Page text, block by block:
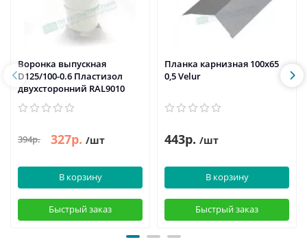
Воронка выпускная
D125/100-0.6 Пластизол
двухсторонний RAL9010
394р. 327р. /шт
В корзину
Быстрый заказ
Планка карнизная 100х65
0,5 Velur
443р. /шт
В корзину
Быстрый заказ